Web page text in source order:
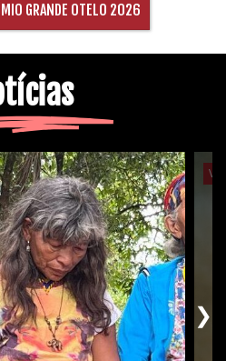
GRANDE OTELO 2026
❯